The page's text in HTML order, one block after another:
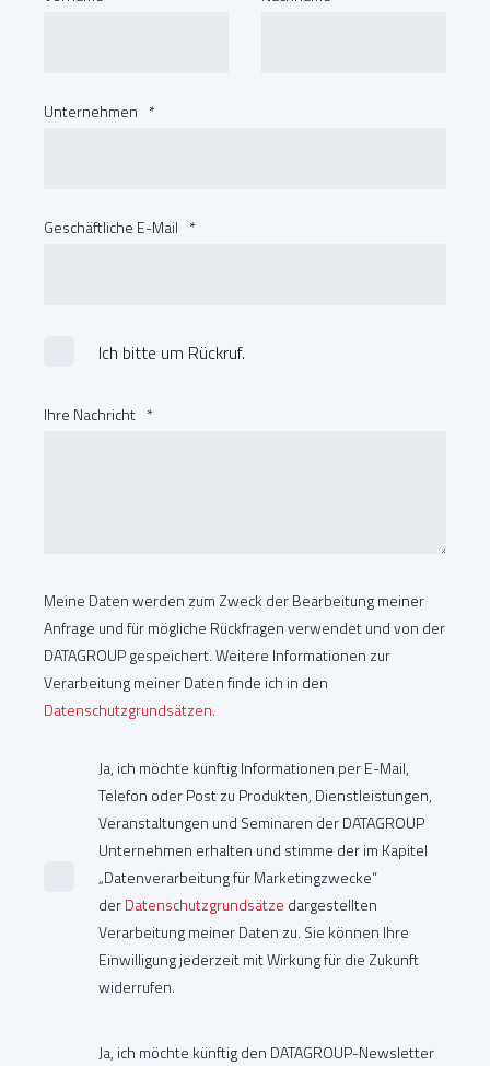
Unternehmen *
Geschäftliche E-Mail *
Ich bitte um Rückruf.
Ihre Nachricht *
Meine Daten werden zum Zweck der Bearbeitung meiner
Anfrage und für mögliche Rückfragen verwendet und von der
DATAGROUP gespeichert. Weitere Informationen zur
Verarbeitung meiner Daten finde ich in den
Datenschutzgrundsätzen.
Ja, ich möchte künftig Informationen per E-Mail,
Telefon oder Post zu Produkten, Dienstleistungen,
Veranstaltungen und Seminaren der DATAGROUP
Unternehmen erhalten und stimme der im Kapitel
„Datenverarbeitung für Marketingzwecke“
derDatenschutzgrundsätze dargestellten
Verarbeitung meiner Daten zu. Sie können Ihre
Einwilligung jederzeit mit Wirkung für die Zukunft
widerrufen.
Ja, ich möchte künftig den DATAGROUP-Newsletter